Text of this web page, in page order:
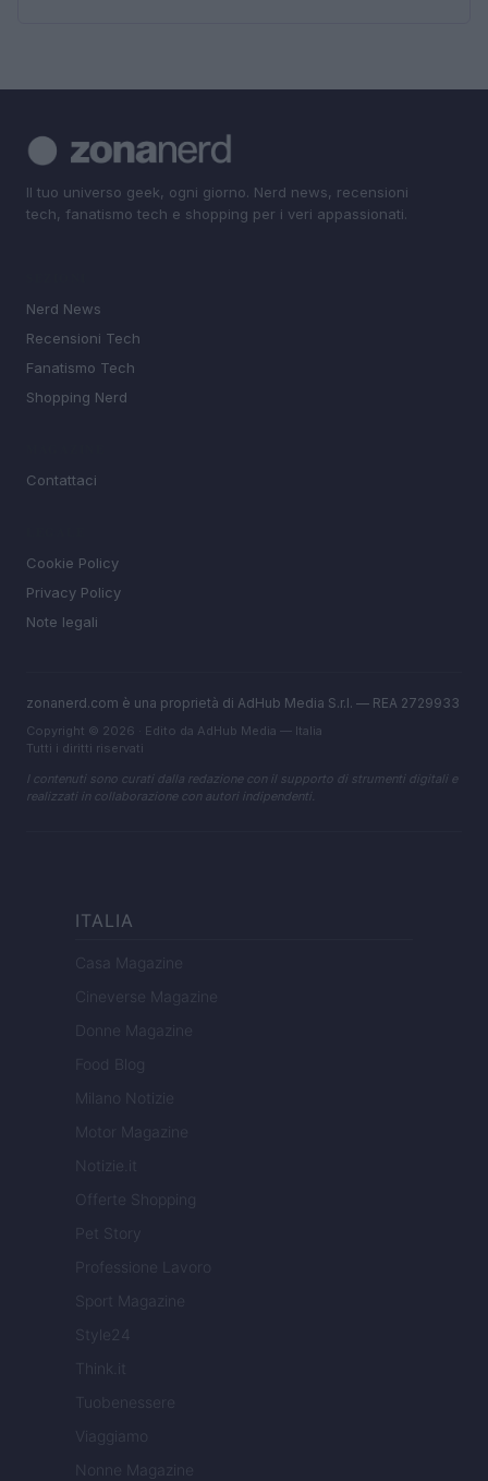
Il tuo universo geek, ogni giorno. Nerd news, recensioni
tech, fanatismo tech e shopping per i veri appassionati.
Nerd News
Recensioni Tech
Fanatismo Tech
Shopping Nerd
Contattaci
Cookie Policy
Privacy Policy
Note legali
zonanerd.com è una proprietà di AdHub Media S.r.l. — REA 2729933
Copyright © 2026 · Edito da AdHub Media — Italia
Tutti i diritti riservati
I contenuti sono curati dalla redazione con il supporto di strumenti digitali e
realizzati in collaborazione con autori indipendenti.
ITALIA
Casa Magazine
Cineverse Magazine
Donne Magazine
Food Blog
Milano Notizie
Motor Magazine
Notizie.it
Offerte Shopping
Pet Story
Professione Lavoro
Sport Magazine
Style24
Think.it
Tuobenessere
Viaggiamo
Nonne Magazine